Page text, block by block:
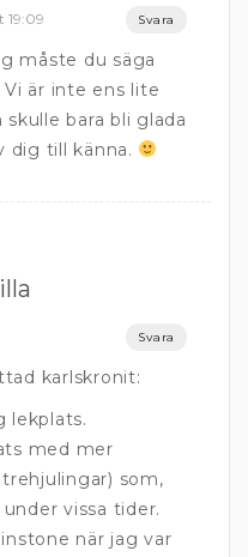
19:09 Svara
måste du säga
Vi är inte ens lite
bara bli glada
dig till känna.
Svara
karlskronit:
lekplats.
med mer
som,
vissa tider.
när jag var